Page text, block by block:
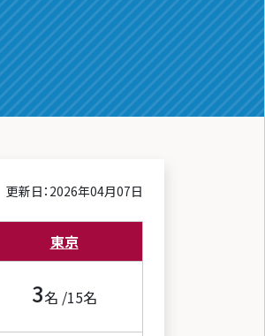
更新日：2026年04月07日
東京
3名 /15名